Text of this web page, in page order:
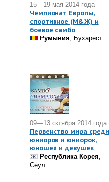
15—19 мая 2014 года
Чемпионат Европы,
спортивное (М&Ж) и
боевое самбо
Румыния , Бухарест
09—13 октября 2014 года
Первенство мира среди
юниоров и юниорок,
юношей и девушек
Республика Корея
Сеул